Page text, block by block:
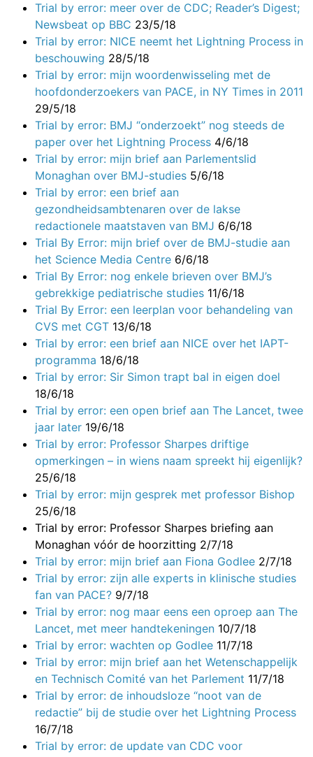
Trial by error: meer over de CDC; Reader’s Digest;
Newsbeat op BBC 23/5/18
Trial by error: NICE neemt het Lightning Process in
beschouwing 28/5/18
Trial by error: mijn woordenwisseling met de
hoofdonderzoekers van PACE, in NY Times in 2011
29/5/18
Trial by error: BMJ “onderzoekt” nog steeds de
paper over het Lightning Process 4/6/18
Trial by error: mijn brief aan Parlementslid
Monaghan over BMJ-studies 5/6/18
Trial by error: een brief aan
gezondheidsambtenaren over de lakse
redactionele maatstaven van BMJ 6/6/18
Trial By Error: mijn brief over de BMJ-studie aan
het Science Media Centre 6/6/18
Trial By Error: nog enkele brieven over BMJ’s
gebrekkige pediatrische studies 11/6/18
Trial By Error: een leerplan voor behandeling van
CVS met CGT 13/6/18
Trial by error: een brief aan NICE over het IAPT-
programma 18/6/18
Trial by error: Sir Simon trapt bal in eigen doel
18/6/18
Trial by error: een open brief aan The Lancet, twee
jaar later 19/6/18
Trial by error: Professor Sharpes driftige
opmerkingen – in wiens naam spreekt hij eigenlijk?
25/6/18
Trial by error: mijn gesprek met professor Bishop
25/6/18
Trial by error: Professor Sharpes briefing aan
Monaghan vóór de hoorzitting 2/7/18
Trial by error: mijn brief aan Fiona Godlee 2/7/18
Trial by error: zijn alle experts in klinische studies
fan van PACE? 9/7/18
Trial by error: nog maar eens een oproep aan The
Lancet, met meer handtekeningen 10/7/18
Trial by error: wachten op Godlee 11/7/18
Trial by error: mijn brief aan het Wetenschappelijk
en Technisch Comité van het Parlement 11/7/18
Trial by error: de inhoudsloze “noot van de
redactie” bij de studie over het Lightning Process
16/7/18
Trial by error: de update van CDC voor